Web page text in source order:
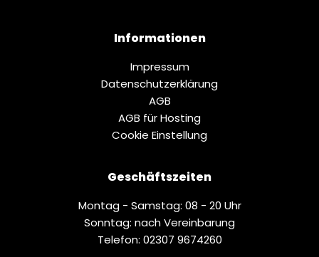
Informationen
Impressum
Datenschutz­erklärung
AGB
AGB für Hosting
Cookie Einstellung
Geschäftszeiten
Montag - Samstag: 08 - 20 Uhr
Sonntag: nach Vereinbarung
Telefon: 02307 9674260